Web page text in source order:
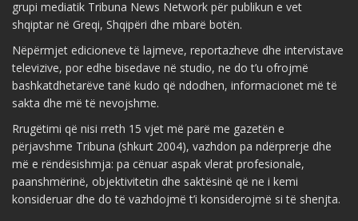
grupi mediatik Tribuna News Network për publikun e vet
shqiptar në Greqi, Shqipëri dhe mbarë botën.
Nëpërmjet edicioneve të lajmeve, reportazheve dhe intervistave
televizive, por edhe bisedave në studio, ne do t’u ofrojmë
bashkatdhetarëve tanë kudo që ndodhen, informacionet më të
sakta dhe më të nevojshme.
Rrugëtimi që nisi rreth 15 vjet më parë me gazetën e
përjavshme Tribuna (shkurt 2004), vazhdon pa ndërprerje dhe
më e rëndësishmja: pa cënuar aspak vlerat profesionale,
paanshmërinë, objektivitetin dhe saktësinë që ne i kemi
konsideruar dhe do të vazhdojmë t’i konsiderojmë si të shenjta.